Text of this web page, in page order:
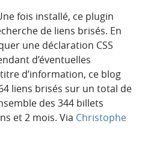
fois installé, ce plugin
de liens brisés. En
une déclaration CSS
d’éventuelles
d’information, ce blog
liens brisés sur un total de
des 344 billets
et 2 mois. Via Christophe